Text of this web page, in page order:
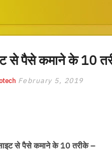
से पैसे कमाने के 10
February 5, 2019
से पैसे कमाने के 10 तरीके –